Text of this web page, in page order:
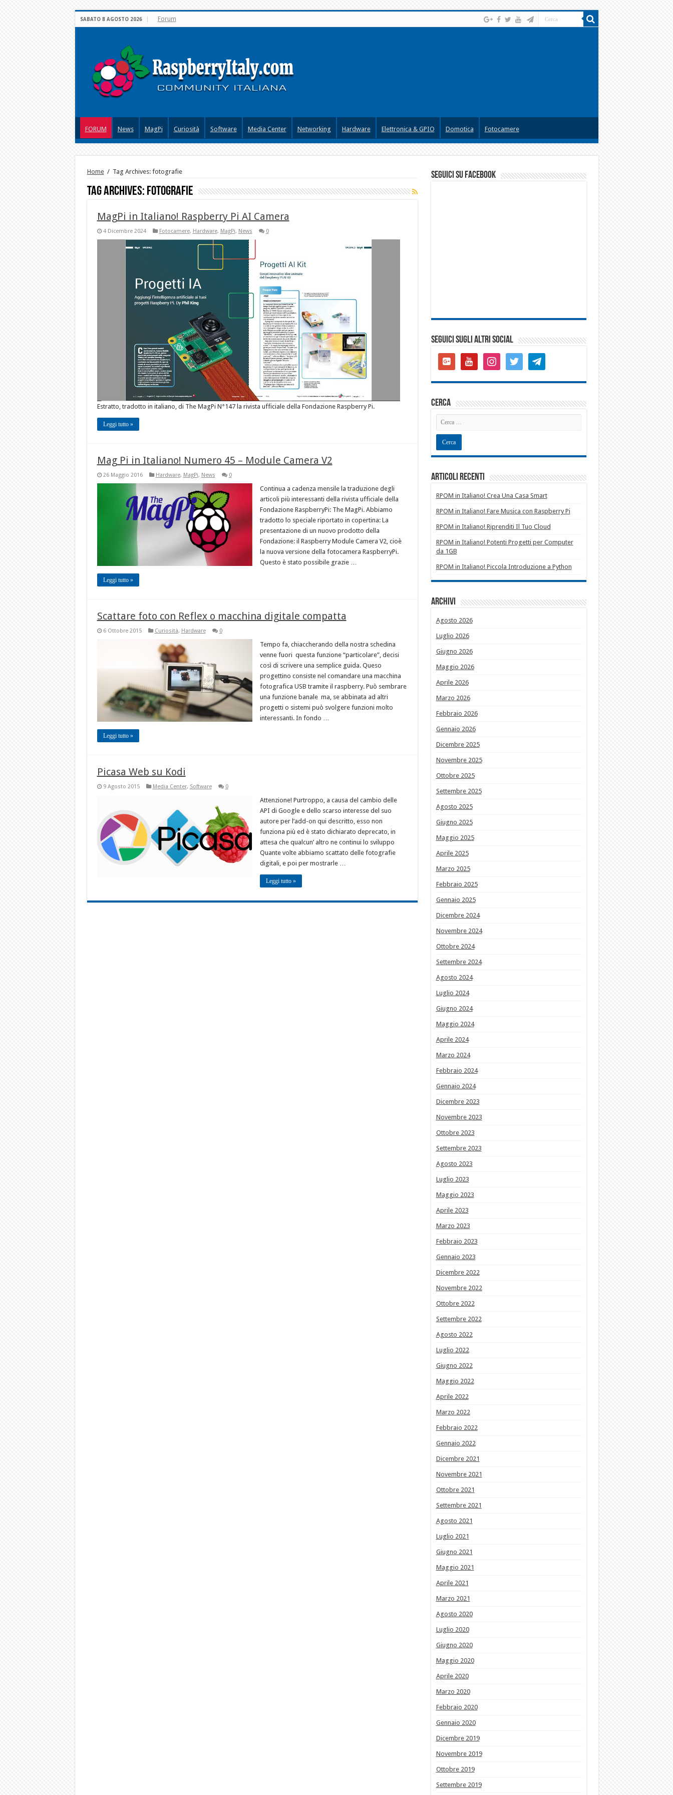
SABATO 8 AGOSTO 2026 Forum
FORUM News MagPi Curiosità Software Media Center Networking Hardware Elettronica & GPIO Domotica Fotocamere
Home / Tag Archives: fotografie
Tag Archives: fotografie
MagPi in Italiano! Raspberry Pi AI Camera
4 Dicembre 2024 Fotocamere, Hardware, MagPi, News 0
Estratto, tradotto in italiano, di The MagPi N°147 la rivista ufficiale della Fondazione Raspberry Pi.
Leggi tutto »
Mag Pi in Italiano! Numero 45 – Module Camera V2
26 Maggio 2016 Hardware, MagPi, News 0
Continua a cadenza mensile la traduzione degli
articoli più interessanti della rivista ufficiale della
Fondazione RaspberryPi: The MagPi. Abbiamo
tradotto lo speciale riportato in copertina: La
presentazione di un nuovo prodotto della
Fondazione: il Raspberry Module Camera V2, cioè
la nuova versione della fotocamera RaspberryPi.
Questo è stato possibile grazie …
Leggi tutto »
Scattare foto con Reflex o macchina digitale compatta
6 Ottobre 2015 Curiosità, Hardware 0
Tempo fa, chiaccherando della nostra schedina
venne fuori questa funzione “particolare”, decisi
così di scrivere una semplice guida. Queso
progettino consiste nel comandare una macchina
fotografica USB tramite il raspberry. Può sembrare
una funzione banale ma, se abbinata ad altri
progetti o sistemi può svolgere funzioni molto
interessanti. In fondo …
Leggi tutto »
Picasa Web su Kodi
9 Agosto 2015 Media Center, Software 0
Attenzione! Purtroppo, a causa del cambio delle
API di Google e dello scarso interesse del suo
autore per l’add-on qui descritto, esso non
funziona più ed è stato dichiarato deprecato, in
attesa che qualcun’ altro ne continui lo sviluppo
Quante volte abbiamo scattato delle fotografie
digitali, e poi per mostrarle …
Leggi tutto »
seguici su facebook
SEGUICI SUGLI ALTRI SOCIAL
google-
plus-
youtube instagramtwitter telegram
cerca
Articoli recenti
RPOM in Italiano! Crea Una Casa Smart
RPOM in Italiano! Fare Musica con Raspberry Pi
RPOM in Italiano! Riprenditi Il Tuo Cloud
RPOM in Italiano! Potenti Progetti per Computer
da 1GB
RPOM in Italiano! Piccola Introduzione a Python
Archivi
Agosto 2026
Luglio 2026
Giugno 2026
Maggio 2026
Aprile 2026
Marzo 2026
Febbraio 2026
Gennaio 2026
Dicembre 2025
Novembre 2025
Ottobre 2025
Settembre 2025
Agosto 2025
Giugno 2025
Maggio 2025
Aprile 2025
Marzo 2025
Febbraio 2025
Gennaio 2025
Dicembre 2024
Novembre 2024
Ottobre 2024
Settembre 2024
Agosto 2024
Luglio 2024
Giugno 2024
Maggio 2024
Aprile 2024
Marzo 2024
Febbraio 2024
Gennaio 2024
Dicembre 2023
Novembre 2023
Ottobre 2023
Settembre 2023
Agosto 2023
Luglio 2023
Maggio 2023
Aprile 2023
Marzo 2023
Febbraio 2023
Gennaio 2023
Dicembre 2022
Novembre 2022
Ottobre 2022
Settembre 2022
Agosto 2022
Luglio 2022
Giugno 2022
Maggio 2022
Aprile 2022
Marzo 2022
Febbraio 2022
Gennaio 2022
Dicembre 2021
Novembre 2021
Ottobre 2021
Settembre 2021
Agosto 2021
Luglio 2021
Giugno 2021
Maggio 2021
Aprile 2021
Marzo 2021
Agosto 2020
Luglio 2020
Giugno 2020
Maggio 2020
Aprile 2020
Marzo 2020
Febbraio 2020
Gennaio 2020
Dicembre 2019
Novembre 2019
Ottobre 2019
Settembre 2019